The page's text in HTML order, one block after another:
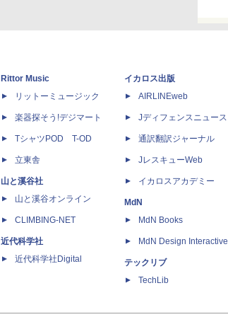
Rittor Music
リットーミュージック
楽器探そう!デジマート
TシャツPOD T-OD
立東舎
山と溪谷社
山と溪谷オンライン
CLIMBING-NET
近代科学社
近代科学社Digital
イカロス出版
AIRLINEweb
Jディフェンスニュース
通訳翻訳ジャーナル
JレスキューWeb
イカロスアカデミー
MdN
MdN Books
MdN Design Interactive
テックリブ
TechLib